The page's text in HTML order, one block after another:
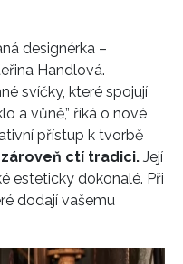
designérka –
Handlová.
svíčky, které spojují
a vůně,” říká o nové
přístup k tvorbě
ctí tradici. Její
esteticky dokonalé. Při
dodají vašemu